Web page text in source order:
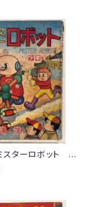
ターロボット 少
録 1959年